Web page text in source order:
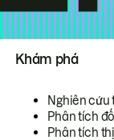
Khám phá
Nghiên cứu
Phân tích
Phân tích